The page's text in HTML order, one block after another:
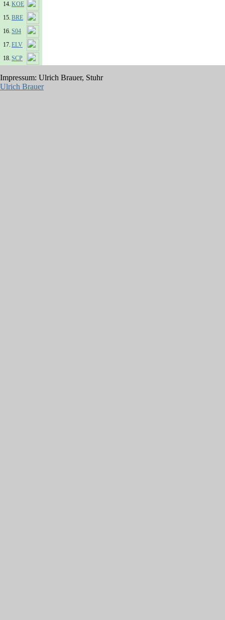
14. KOE
15. BRE
16. S04
17. ELV
18. SCP
Impressum: Ulrich Brauer, Stuhr
Ulrich Brauer